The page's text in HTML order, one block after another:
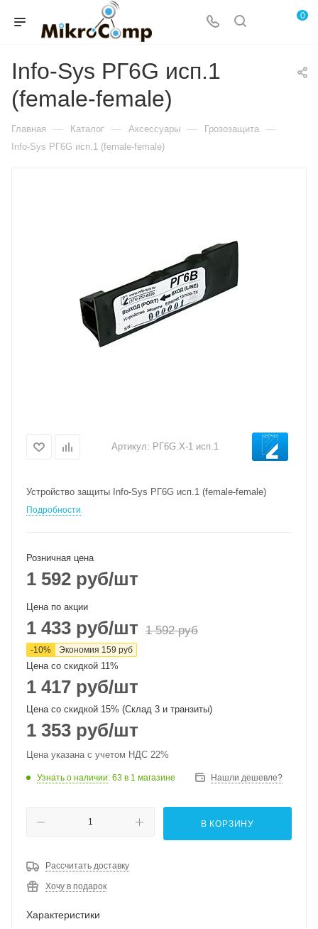
0
Info-Sys РГ6G исп.1
(female-female)
Главная — Каталог — Аксессуары — Грозозащита —
Info-Sys РГ6G исп.1 (female-female)
Артикул: РГ6G.Х-1 исп.1
Устройство защиты Info-Sys РГ6G исп.1 (female-female)
Подробности
Розничная цена
1 592 руб/шт
Цена по акции
1 433 руб/шт 1 592руб
-10% Экономия 159 руб
Цена со скидкой 11%
1 417 руб/шт
Цена со скидкой 15% (Склад 3 и транзиты)
1 353 руб/шт
Цена указана с учетом НДС 22%
Узнать о наличии: 63 в 1 магазине Нашли дешевле?
В КОРЗИНУ
Рассчитать доставку
Хочу в подарок
Характеристики